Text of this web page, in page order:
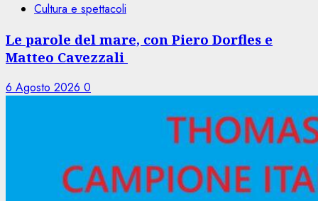
Cultura e spettacoli
Le parole del mare, con Piero Dorfles e
Matteo Cavezzali
6 Agosto 2026 0